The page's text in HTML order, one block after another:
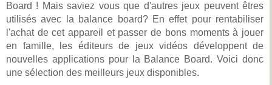
Board ! Mais saviez vous que d'autres jeux peuvent êtres
utilisés avec la balance board? En effet pour rentabiliser
l'achat de cet appareil et passer de bons moments à jouer
en famille, les éditeurs de jeux vidéos développent de
nouvelles applications pour la Balance Board. Voici donc
une sélection des meilleurs jeux disponibles.